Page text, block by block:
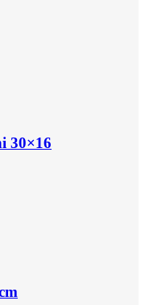
30×16